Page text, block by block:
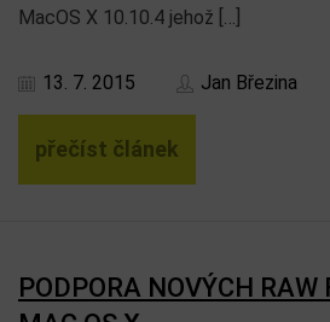
MacOS X 10.10.4 jehož […]
13. 7. 2015 Jan Březina
přečíst článek
PODPORA NOVÝCH